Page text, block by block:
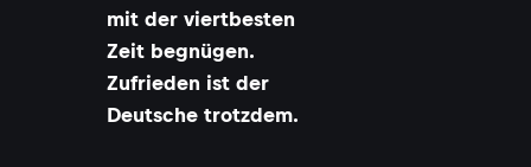
mit der viertbesten
Zeit begnügen.
Zufrieden ist der
Deutsche trotzdem.